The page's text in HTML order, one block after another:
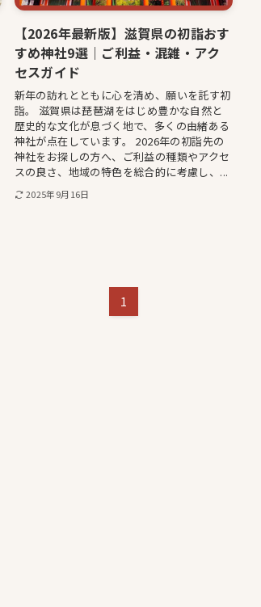
【2026年最新版】滋賀県の初詣おす
すめ神社9選｜ご利益・混雑・アク
セスガイド
新年の訪れとともに心を清め、願いを託す初
詣。 滋賀県は琵琶湖をはじめ豊かな自然と
歴史的な文化が息づく地で、多くの由緒ある
神社が点在しています。 2026年の初詣先の
神社をお探しの方へ、ご利益の種類やアクセ
スの良さ、地域の特色を総合的に考慮し、...
2025年9月16日
1